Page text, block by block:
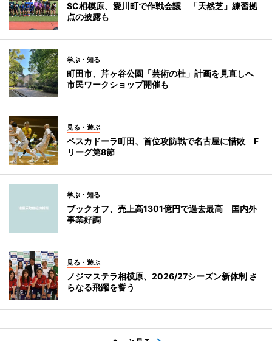
SC相模原、愛川町で作戦会議 「天然芝」練習拠
点の披露も
学ぶ・知る
町田市、芹ヶ谷公園「芸術の杜」計画を見直しへ
市民ワークショップ開催も
見る・遊ぶ
ペスカドーラ町田、首位攻防戦で名古屋に惜敗 F
リーグ第8節
学ぶ・知る
ブックオフ、売上高1301億円で過去最高 国内外
事業好調
見る・遊ぶ
ノジマステラ相模原、2026/27シーズン新体制 さ
らなる飛躍を誓う